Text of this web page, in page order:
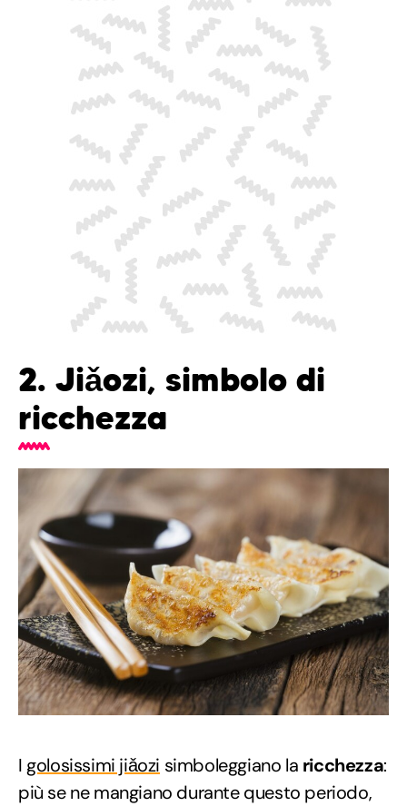
2. Jiǎozi, simbolo di
ricchezza
I golosissimi jiǎozi simboleggiano la ricchezza:
più se ne mangiano durante questo periodo,